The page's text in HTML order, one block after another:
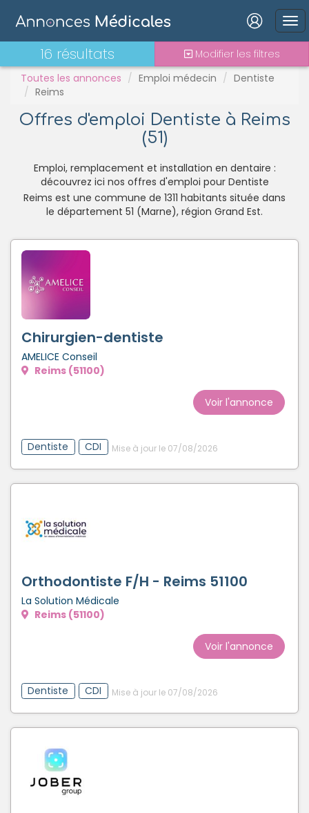
Connexion
Connexion
Se connecter avec Google
Toutes les annonces Emploi médecin
Dentiste
Reims
16 résultats Modifier les filtres
PH
Stages - alternance
Statut TNS
Vacations
Offres d'emploi Dentiste à Reims
(51)
Emploi, remplacement et installation en dentaire :
découvrez ici nos offres d'emploi pour Dentiste
Reims est une commune de 1311 habitants située dans
le département 51 (Marne), région Grand Est.
Chirurgien-dentiste
AMELICE Conseil
Reims (51100)
Voir l'annonce
Dentiste CDI Mise à jour le 07/08/2026
Orthodontiste F/H - Reims 51100
La Solution Médicale
Reims (51100)
Voir l'annonce
Dentiste CDI Mise à jour le 07/08/2026